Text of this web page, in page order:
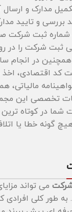
مدارک و ارسال
بررسی و تایید
شماره ثبت شرکت
ثبت شرکت را در
در انجام
کد اقتصادی، اخذ
مالیاتی،
تخصصی این
شما در کوتاه
‌گونه خطا یا
می تواند
به طور کلی